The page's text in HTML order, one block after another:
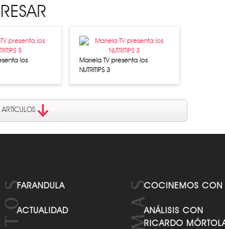
los
Mariela TV presenta los
NUTRITIPS 3
FARANDULA
ACTUALIDAD
COCINEMOS CON
ANÁLISIS CON
RICARDO